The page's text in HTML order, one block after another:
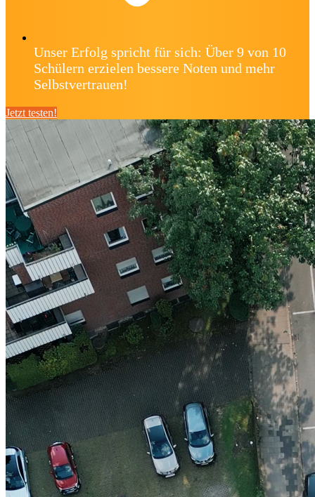
Unser Erfolg spricht für sich: Über 9 von 10
Schülern erzielen bessere Noten und mehr
Selbstvertrauen!
Jetzt testen!